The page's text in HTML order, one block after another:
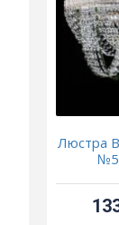
Люстра
№5